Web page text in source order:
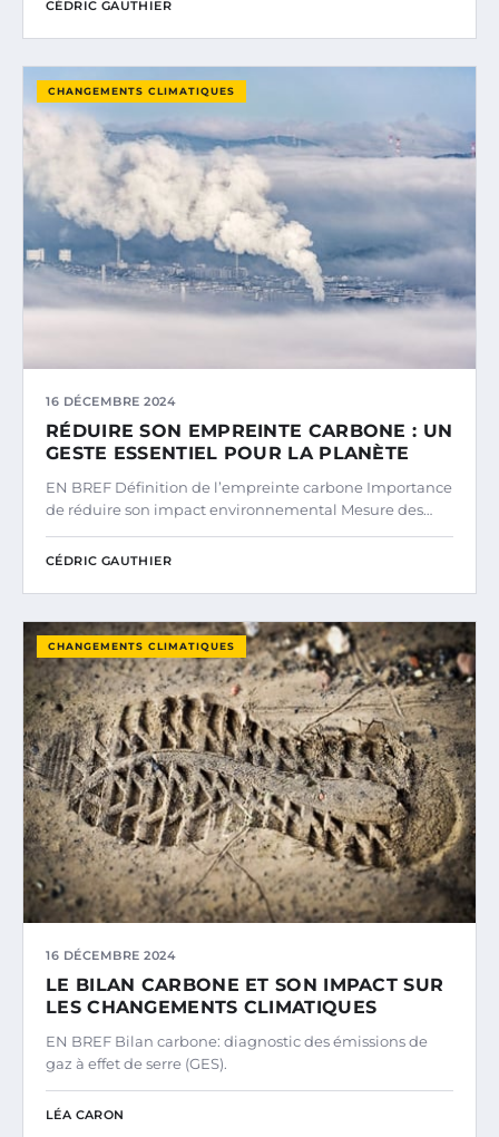
CÉDRIC GAUTHIER
CHANGEMENTS CLIMATIQUES
16 DÉCEMBRE 2024
RÉDUIRE SON EMPREINTE CARBONE : UN
GESTE ESSENTIEL POUR LA PLANÈTE
EN BREF Définition de l’empreinte carbone Importance
de réduire son impact environnemental Mesure des…
CÉDRIC GAUTHIER
CHANGEMENTS CLIMATIQUES
16 DÉCEMBRE 2024
LE BILAN CARBONE ET SON IMPACT SUR
LES CHANGEMENTS CLIMATIQUES
EN BREF Bilan carbone: diagnostic des émissions de
gaz à effet de serre (GES).
LÉA CARON